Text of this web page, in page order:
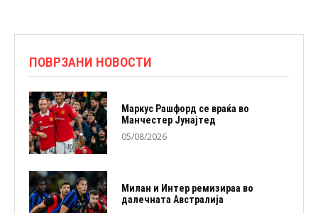
ПОВРЗАНИ НОВОСТИ
Маркус Рашфорд се враќа во
Манчестер Јунајтед
05/08/2026
Милан и Интер ремизираа во
далечната Австралија